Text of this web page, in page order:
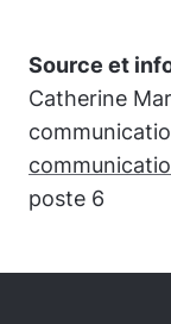
Source et
Catherine
poste 6